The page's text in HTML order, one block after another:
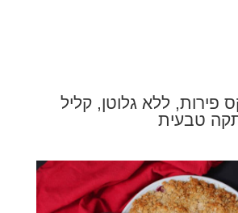
פירות, ללא גלוטן, קליל
טבעית